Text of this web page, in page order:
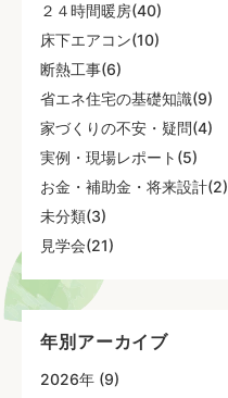
２４時間暖房(40)
床下エアコン(10)
断熱工事(6)
省エネ住宅の基礎知識(9)
家づくりの不安・疑問(4)
実例・現場レポート(5)
お金・補助金・将来設計(2)
未分類(3)
見学会(21)
年別アーカイブ
2026年 (9)